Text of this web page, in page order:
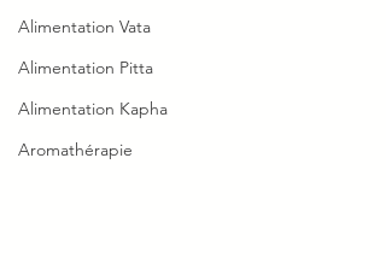
Alimentation Vata
Alimentation Pitta
Alimentation Kapha
Aromathérapie